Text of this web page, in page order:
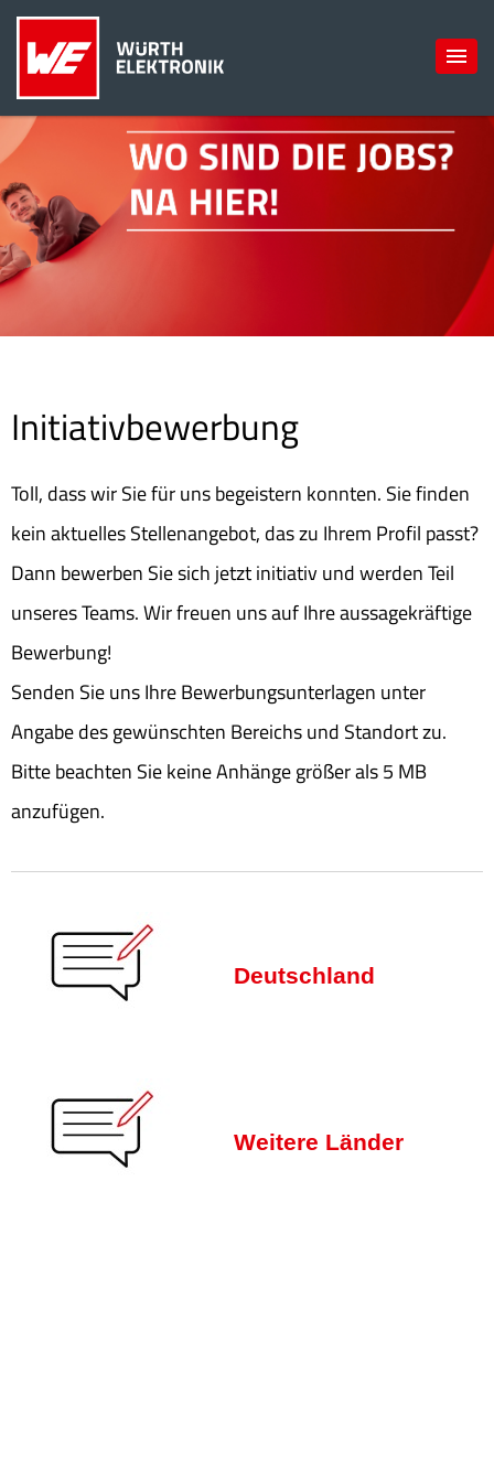
Initiativbewerbung
Toll, dass wir Sie für uns begeistern konnten. Sie finden
kein aktuelles Stellenangebot, das zu Ihrem Profil passt?
Dann bewerben Sie sich jetzt initiativ und werden Teil
unseres Teams. Wir freuen uns auf Ihre aussagekräftige
Bewerbung!
Senden Sie uns Ihre Bewerbungsunterlagen unter
Angabe des gewünschten Bereichs und Standort zu.
Bitte beachten Sie keine Anhänge größer als 5 MB
anzufügen.
Deutschland
Weitere Länder